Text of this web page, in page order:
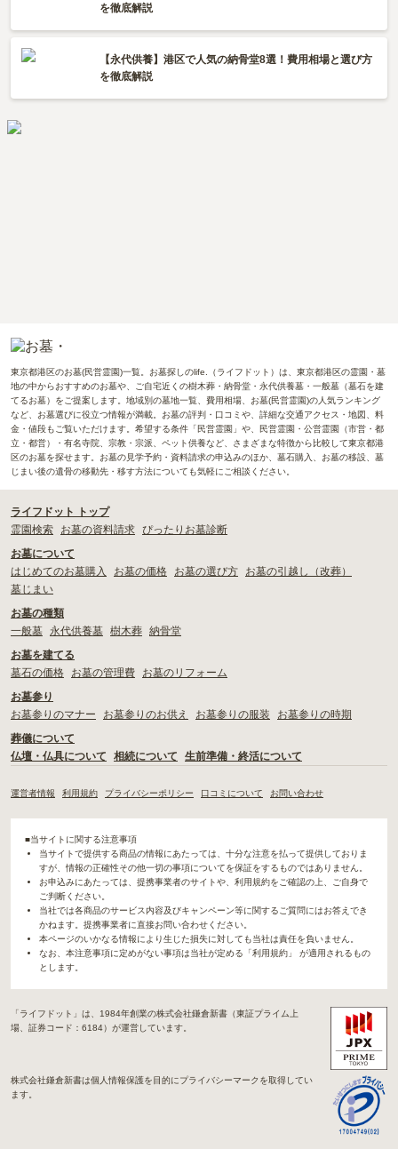
を徹底解説
【永代供養】港区で人気の納骨堂8選！費用相場と選び方
を徹底解説
東京都港区のお墓(民営霊園)一覧。お墓探しのlife.（ライフドット）は、東京都港区の霊園・墓
地の中からおすすめのお墓や、ご自宅近くの樹木葬・納骨堂・永代供養墓・一般墓（墓石を建
てるお墓）をご提案します。地域別の墓地一覧、費用相場、お墓(民営霊園)の人気ランキング
など、お墓選びに役立つ情報が満載。お墓の評判・口コミや、詳細な交通アクセス・地図、料
金・値段もご覧いただけます。希望する条件「民営霊園」や、民営霊園・公営霊園（市営・都
立・都営）・有名寺院、宗教・宗派、ペット供養など、さまざまな特徴から比較して東京都港
区のお墓を探せます。お墓の見学予約・資料請求の申込みのほか、墓石購入、お墓の移設、墓
じまい後の遺骨の移動先・移す方法についても気軽にご相談ください。
ライフドット トップ
霊園検索
お墓の資料請求 ぴったりお墓診断
お墓について
はじめてのお墓購入
お墓の価格 お墓の選び方
お墓の引越し（改葬）
墓じまい
お墓の種類
一般墓
永代供養墓 樹木葬 納骨堂
お墓を建てる
墓石の価格
お墓の管理費
お墓のリフォーム
お墓参り
お墓参りのマナー
お墓参りのお供え お墓参りの服装
お墓参りの時期
葬儀について
仏壇・仏具について
相続について 生前準備・終活について
運営者情報 利用規約 プライバシーポリシー 口コミについて お問い合わせ
■当サイトに関する注意事項
当サイトで提供する商品の情報にあたっては、十分な注意を払って提供しておりま
すが、情報の正確性その他一切の事項についてを保証をするものではありません。
お申込みにあたっては、提携事業者のサイトや、利用規約をご確認の上、ご自身で
ご判断ください。
当社では各商品のサービス内容及びキャンペーン等に関するご質問にはお答えでき
かねます。提携事業者に直接お問い合わせください。
本ページのいかなる情報により生じた損失に対しても当社は責任を負いません。
なお、本注意事項に定めがない事項は当社が定める「利用規約」 が適用されるもの
とします。
「ライフドット」は、1984年創業の株式会社鎌倉新書（東証プライム上
場、証券コード：6184）が運営しています。
株式会社鎌倉新書は個人情報保護を目的にプライバシーマークを取得してい
ます。